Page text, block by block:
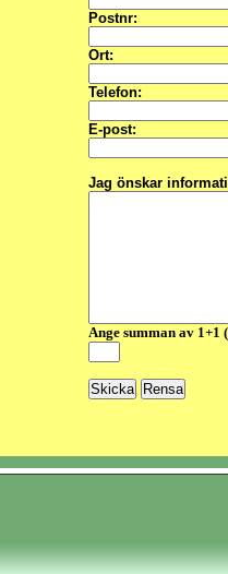
Postnr:
Ort:
Telefon:
E-post:
Jag önskar
Ange summan av 1+1